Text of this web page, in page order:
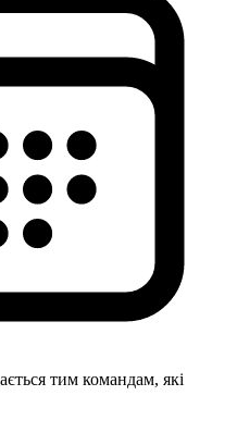
тим командам, які